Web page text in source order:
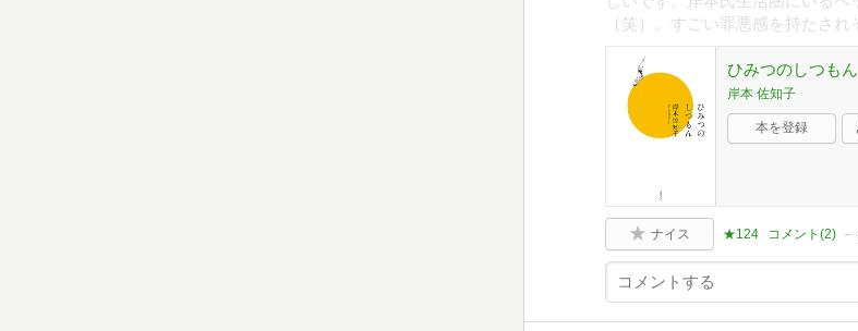
（笑）。すごい罪悪感を持たされ
ひみつのしつも
岸本 佐知子
本を登録
ナイス ★124 コメント(2)